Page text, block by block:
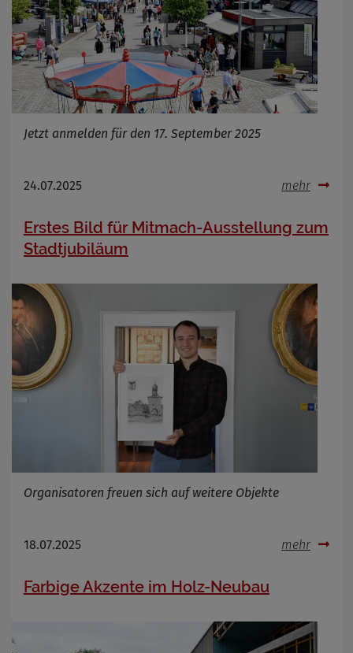
Jetzt anmelden für den 17. September 2025
24.07.2025 mehr
Erstes Bild für Mitmach-Ausstellung zum
Stadtjubiläum
Organisatoren freuen sich auf weitere Objekte
18.07.2025 mehr
Farbige Akzente im Holz-Neubau